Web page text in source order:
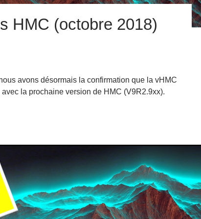
HMC (octobre 2018)
avons désormais la confirmation que la vHMC
la prochaine version de HMC (V9R2.9xx).
HMC (octobre 2018)